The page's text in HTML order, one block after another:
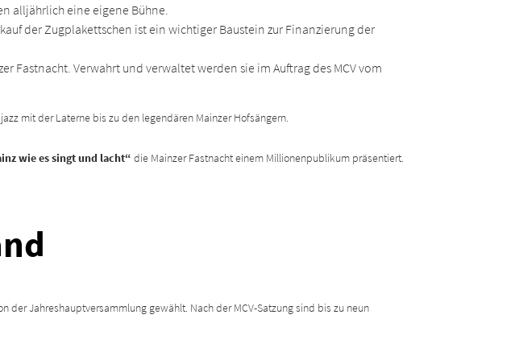
alljährlich eine eigene Bühne.
der Zugplakettschen ist ein wichtiger Baustein zur Finanzierung der
Fastnacht. Verwahrt und verwaltet werden sie im Auftrag des MCV vom
mit der Laterne bis zu den legendären Mainzer Hofsängern.
wie es singt und lacht“ die Mainzer Fastnacht einem Millionenpublikum präsentiert.
der Jahreshauptversammlung gewählt. Nach der MCV-Satzung sind bis zu neun